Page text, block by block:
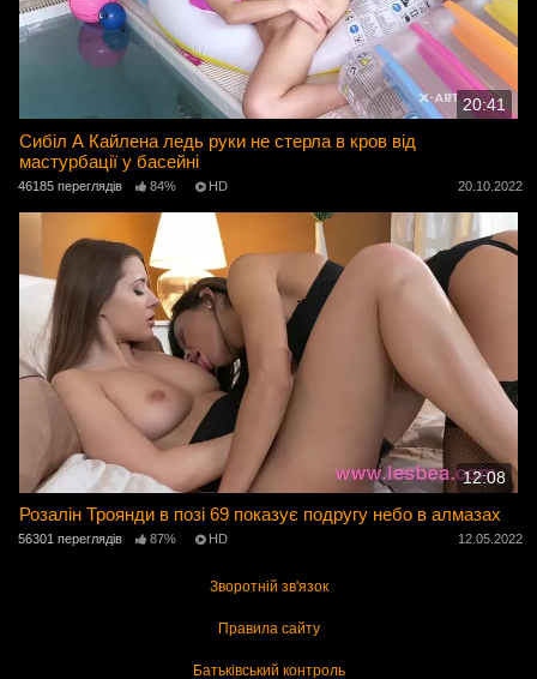
20:41
Сибіл А Кайлена ледь руки не стерла в кров від
мастурбації у басейні
46185 переглядів 84% HD 20.10.2022
12:08
Розалін Троянди в позі 69 показує подругу небо в алмазах
56301 переглядів 87% HD 12.05.2022
Зворотній зв'язок
Правила сайту
Батьківський контроль